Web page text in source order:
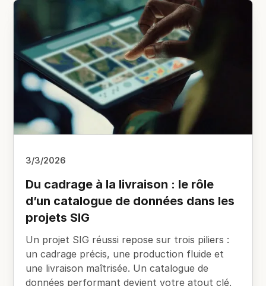
3/3/2026
Du cadrage à la livraison : le rôle
d’un catalogue de données dans les
projets SIG
Un projet SIG réussi repose sur trois piliers :
un cadrage précis, une production fluide et
une livraison maîtrisée. Un catalogue de
données performant devient votre atout clé.